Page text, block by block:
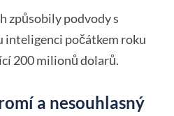
způsobily podvody s
inteligenci počátkem roku
200 milionů dolarů.
a nesouhlasný